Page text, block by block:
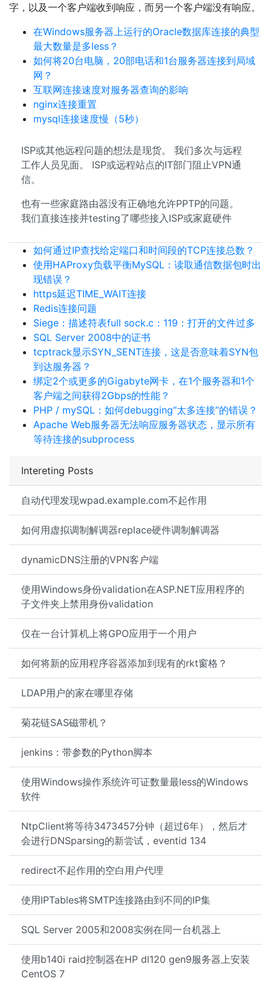
Intereting Posts
自动代理发现wpad.example.com不起作用
如何用虚拟调制解调器replace硬件调制解调器
dynamicDNS注册的VPN客户端
使用Windows身份validation在ASP.NET应用程序的
子文件夹上禁用身份validation
仅在一台计算机上将GPO应用于一个用户
如何将新的应用程序容器添加到现有的rkt窗格？
LDAP用户的家在哪里存储
菊花链SAS磁带机？
jenkins：带参数的Python脚本
使用Windows操作系统许可证数量最less的Windows
软件
NtpClient将等待3473457分钟（超过6年），然后才
会进行DNSparsing的新尝试，eventid 134
redirect不起作用的空白用户代理
使用IPTables将SMTP连接路由到不同的IP集
SQL Server 2005和2008实例在同一台机器上
使用b140i raid控制器在HP dl120 gen9服务器上安装
CentOS 7
字，以及一个客户端收到响应，而另一个客户端没有响应。
在Windows服务器上运行的Oracle数据库连接的典型
最大数量是多less？
如何将20台电脑，20部电话和1台服务器连接到局域
网？
互联网连接速度对服务器查询的影响
nginx连接重置
mysql连接速度慢（5秒）
ISP或其他远程问题的想法是现货。 我们多次与远程
工作人员见面。 ISP或远程站点的IT部门阻止VPN通
信。
也有一些家庭路由器没有正确地允许PPTP的问题。
我们直接连接并testing了哪些接入ISP或家庭硬件
如何通过IP查找给定端口和时间段的TCP连接总数？
使用HAProxy负载平衡MySQL：读取通信数据包时出
现错误？
https延迟TIME_WAIT连接
Redis连接问题
Siege：描述符表full sock.c：119：打开的文件过多
SQL Server 2008中的证书
tcptrack显示SYN_SENT连接，这是否意味着SYN包
到达服务器？
绑定2个或更多的Gigabyte网卡，在1个服务器和1个
客户端之间获得2Gbps的性能？
PHP / mySQL：如何debugging“太多连接”的错误？
Apache Web服务器无法响应服务器状态，显示所有
等待连接的subprocess